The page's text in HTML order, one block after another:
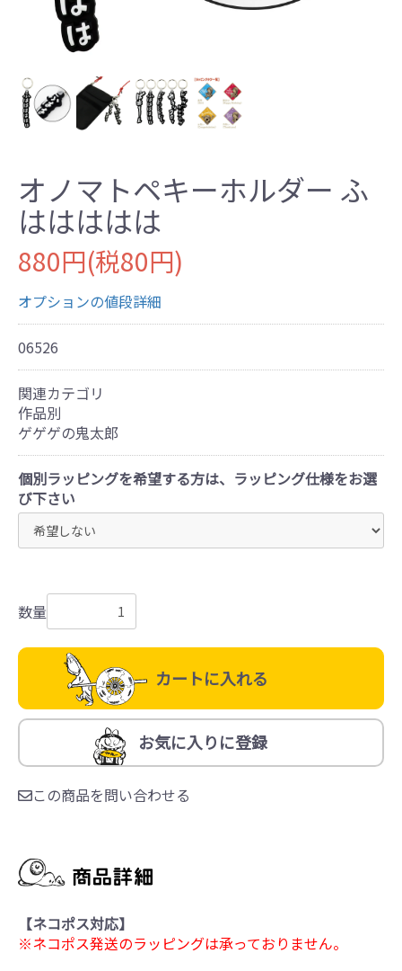
オノマトペキーホルダー ふ
ははははは
880円(税80円)
オプションの値段詳細
06526
関連カテゴリ
作品別
ゲゲゲの鬼太郎
個別ラッピングを希望する方は、ラッピング仕様をお選
び下さい
数量
カートに入れる
お気に入りに登録
この商品を問い合わせる
【ネコポス対応】
※ネコポス発送のラッピングは承っておりません。